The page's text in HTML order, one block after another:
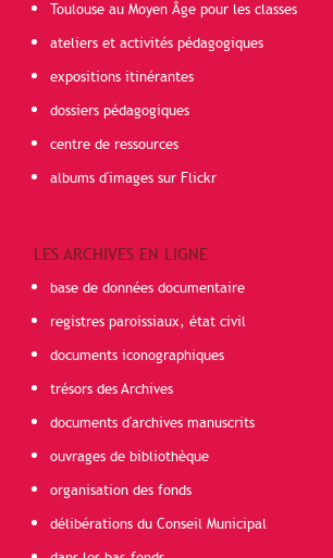
Toulouse au Moyen Âge pour les classes
ateliers et activités pédagogiques
expositions itinérantes
dossiers pédagogiques
centre de ressources
albums d'images sur Flickr
LES ARCHIVES EN LIGNE
base de données documentaire
registres paroissiaux, état civil
documents iconographiques
trésors des Archives
documents d'archives manuscrits
ouvrages de bibliothèque
organisation des fonds
délibérations du Conseil Municipal